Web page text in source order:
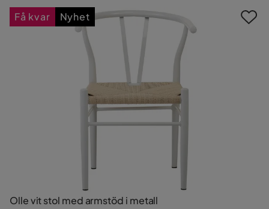
Olle vit stol med armstöd i metall
Få kvar Nyhet